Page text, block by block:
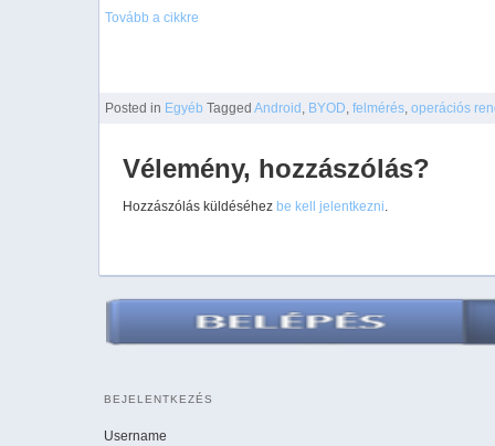
Tovább a cikkre
Posted in Egyéb Tagged Android BYOD felmérés, operációs
Vélemény, hozzászólás?
Hozzászólás küldéséhez be kell jelentkezni.
BEJELENTKEZÉS
Username